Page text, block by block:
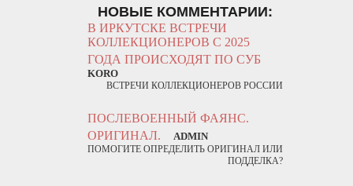
НОВЫЕ КОММЕНТАРИИ:
В ИРКУТСКЕ ВСТРЕЧИ
КОЛЛЕКЦИОНЕРОВ С 2025
ГОДА ПРОИСХОДЯТ ПО СУБ
KORO
ВСТРЕЧИ КОЛЛЕКЦИОНЕРОВ РОССИИ
ПОСЛЕВОЕННЫЙ ФАЯНС.
ОРИГИНАЛ.
ADMIN
ПОМОГИТЕ ОПРЕДЕЛИТЬ ОРИГИНАЛ ИЛИ
ПОДДЕЛКА?